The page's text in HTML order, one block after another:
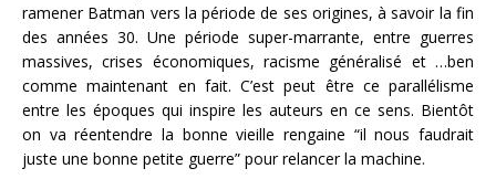
ramener Batman vers la période de ses origines, à savoir la fin
des années 30. Une période super-marrante, entre guerres
massives, crises économiques, racisme généralisé et …ben
comme maintenant en fait. C’est peut être ce parallélisme
entre les époques qui inspire les auteurs en ce sens. Bientôt
on va réentendre la bonne vieille rengaine “il nous faudrait
juste une bonne petite guerre” pour relancer la machine.